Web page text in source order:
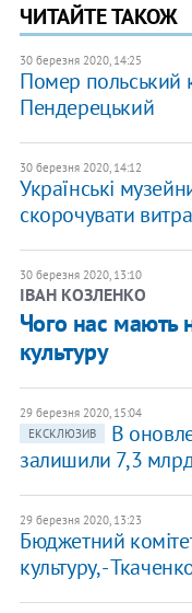
ЧИТАЙТЕ ТАКОЖ
30 березня 2020, 14:25
Помер
Пендерецький
30 березня 2020, 14:12
Українські
скорочувати
30 березня 2020, 13:10
ІВАН КОЗЛЕНКО
Чого нас мають
культуру
29 березня 2020, 15:04
ЕКСКЛЮЗИВ
В
залишили 7,3
29 березня 2020, 13:23
Бюджетний
культуру, -